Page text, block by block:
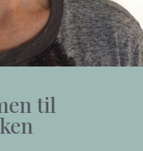
til